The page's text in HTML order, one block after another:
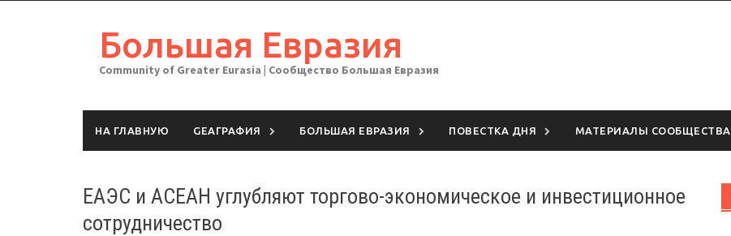
Большая Евразия
Community of Greater Eurasia | Сообщество Большая Евразия
НА ГЛАВНУЮ GEAГРАФИЯ БОЛЬШАЯ ЕВРАЗИЯ ПОВЕСТКА ДНЯ МАТЕРИАЛЫ СООБЩЕСТВА
ЕАЭС и АСЕАН углубляют торгово-экономическое и инвестиционное
сотрудничество